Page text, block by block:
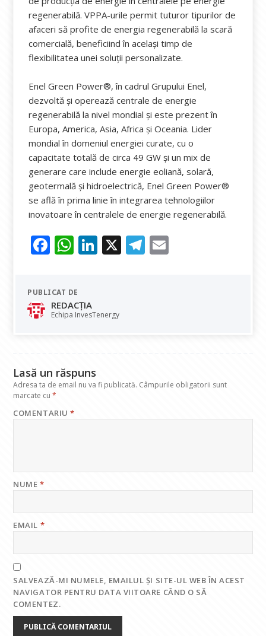
regenerabilă. VPPA-urile permit tuturor tipurilor de
afaceri să profite de energia regenerabilă la scară
comercială, beneficiind în același timp de
flexibilitatea unei soluții personalizate.
Enel Green Power®, în cadrul Grupului Enel,
dezvoltă și operează centrale de energie
regenerabilă la nivel mondial și este prezent în
Europa, America, Asia, Africa și Oceania. Lider
mondial în domeniul energiei curate, cu o
capacitate totală de circa 49 GW și un mix de
generare care include energie eoliană, solară,
geotermală și hidroelectrică, Enel Green Power®
se află în prima linie în integrarea tehnologiilor
inovatoare în centralele de energie regenerabilă.
F
e
b
o
W
at
s
A
Li
dI
X T
PUBLICAT DE
REDACȚIA
Echipa InvesTenergy
Lasă un răspuns
Adresa ta de email nu va fi publicată. Câmpurile obligatorii sunt
marcate cu*
COMENTARIU*
NUME*
EMAIL *
SALVEAZĂ-MI NUMELE, EMAILUL ȘI SITE-UL WEB ÎN ACEST
NAVIGATOR PENTRU DATA VIITOARE CÂND O SĂ
COMENTEZ.